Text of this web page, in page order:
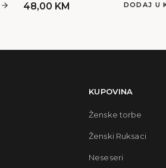
48,00 KM DODAJ U
KUPOVINA
Ženske torbe
Ženski Ruksaci
Neseseri